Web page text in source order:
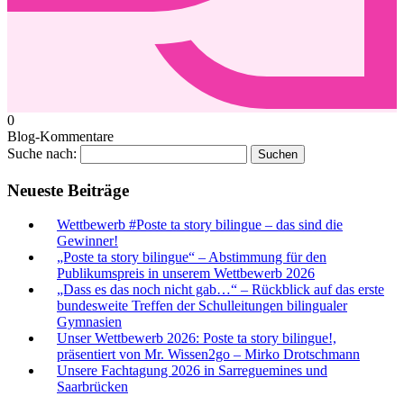
0
Blog-Kommentare
Suche nach:
Neueste Beiträge
Wettbewerb #Poste ta story bilingue – das sind die
Gewinner!
„Poste ta story bilingue“ – Abstimmung für den
Publikumspreis in unserem Wettbewerb 2026
„Dass es das noch nicht gab…“ – Rückblick auf das erste
bundesweite Treffen der Schulleitungen bilingualer
Gymnasien
Unser Wettbewerb 2026: Poste ta story bilingue!,
präsentiert von Mr. Wissen2go – Mirko Drotschmann
Unsere Fachtagung 2026 in Sarreguemines und
Saarbrücken